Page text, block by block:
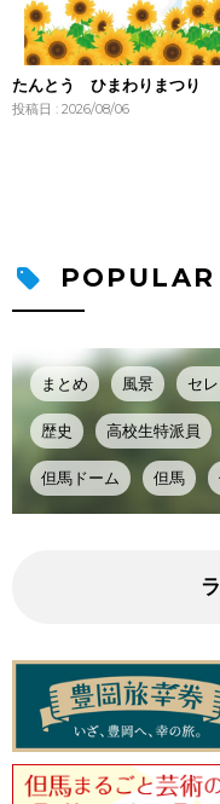
たんとう ひまわりまつり
投稿日 : 2026/08/06
POPULAR
まとめ 風景 セ
歴史 高校生特派員
但馬ドーム 但馬